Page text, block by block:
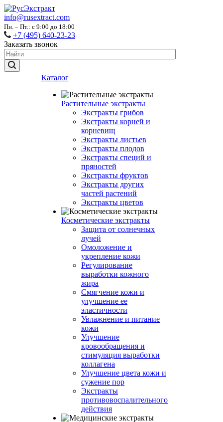
info@rusextract.com
Пн. – Пт.: с 9:00 до 18:00
+7 (495) 640-23-23
Заказать звонок
Каталог
Растительные экстракты
Экстракты грибов
Экстракты корней и
корневищ
Экстракты листьев
Экстракты плодов
Экстракты специй и
пряностей
Экстракты фруктов
Экстракты других
частей растений
Экстракты цветов
Косметические экстракты
Защита от солнечных
лучей
Омоложение и
укрепление кожи
Регулирование
выработки кожного
жира
Смягчение кожи и
улучшение ее
эластичности
Увлажнение и питание
кожи
Улучшение
кровообращения и
стимуляция выработки
коллагена
Улучшение цвета кожи и
сужение пор
Экстракты
противовоспалительного
действия